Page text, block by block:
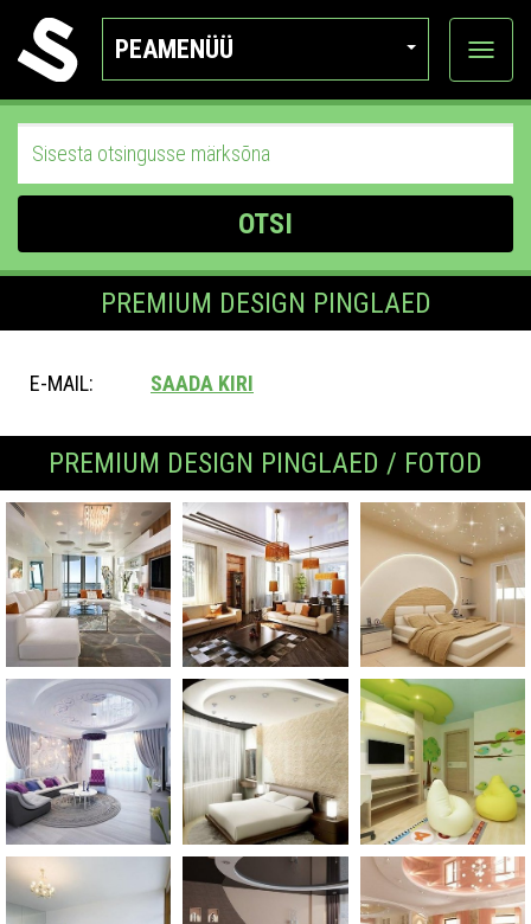
PEAMENÜÜ
Ava
OTSI
PREMIUM DESIGN PINGLAED
E-MAIL: SAADA KIRI
PREMIUM DESIGN PINGLAED / FOTOD